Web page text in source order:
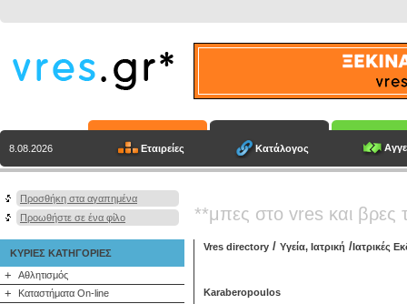
8.08.2026 Εταιρείες Κατάλογος
Προσθήκη στα αγαπημένα
Προωθήστε σε ένα φίλο
**μπες στο vres και βρες
ΚΥΡΙΕΣ ΚΑΤΗΓΟΡΙΕΣ
+ Αθλητισμός
+ Καταστήματα On-line
Vres directory / Υγεία, Ιατρική /Ιατρικές
Karaberopoulos